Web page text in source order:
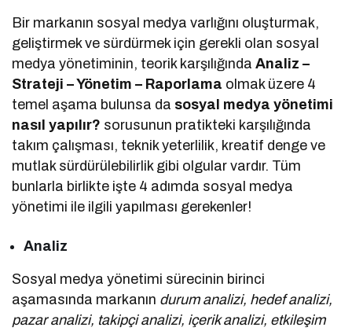
Bir markanın sosyal medya varlığını oluşturmak,
geliştirmek ve sürdürmek için gerekli olan sosyal
medya yönetiminin, teorik karşılığındaAnaliz –
Strateji – Yönetim – Raporlama olmak üzere 4
temel aşama bulunsa da sosyal medya yönetimi
nasıl yapılır? sorusunun pratikteki karşılığında
takım çalışması, teknik yeterlilik, kreatif denge ve
mutlak sürdürülebilirlik gibi olgular vardır. Tüm
bunlarla birlikte işte 4 adımda sosyal medya
yönetimi ile ilgili yapılması gerekenler!
Analiz
Sosyal medya yönetimi sürecinin birinci
aşamasında markanın durum analizi, hedef analizi,
pazar analizi, takipçi analizi, içerik analizi, etkileşim